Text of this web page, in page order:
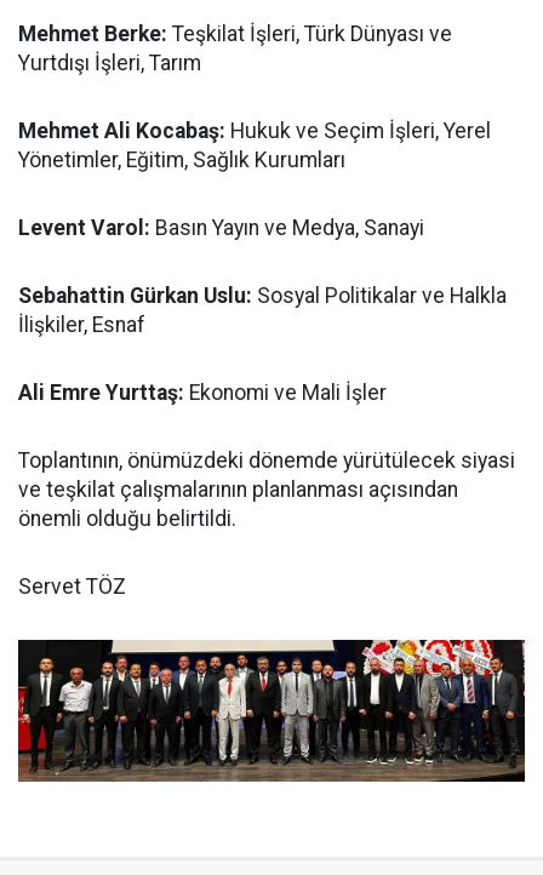
Mehmet Berke: Teşkilat İşleri, Türk Dünyası ve
Yurtdışı İşleri, Tarım
Mehmet Ali Kocabaş: Hukuk ve Seçim İşleri, Yerel
Yönetimler, Eğitim, Sağlık Kurumları
Levent Varol: Basın Yayın ve Medya, Sanayi
Sebahattin Gürkan Uslu: Sosyal Politikalar ve Halkla
İlişkiler, Esnaf
Ali Emre Yurttaş: Ekonomi ve Mali İşler
Toplantının, önümüzdeki dönemde yürütülecek siyasi
ve teşkilat çalışmalarının planlanması açısından
önemli olduğu belirtildi.
Servet TÖZ